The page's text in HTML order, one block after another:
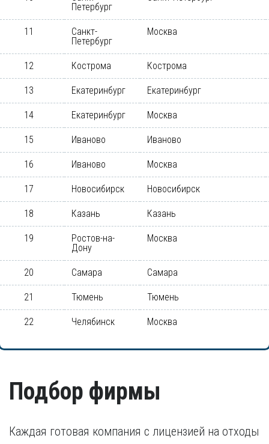
Петербург
11
Санкт-
Петербург
Москва
12 Кострома Кострома
13 Екатеринбург Екатеринбург
14 Екатеринбург Москва
15 Иваново Иваново
16 Иваново Москва
17 Новосибирск Новосибирск
18 Казань Казань
19
Ростов-на-
Дону
Москва
20 Самара Самара
21 Тюмень Тюмень
22 Челябинск Москва
Подбор фирмы
Каждая готовая компания с лицензией на отходы